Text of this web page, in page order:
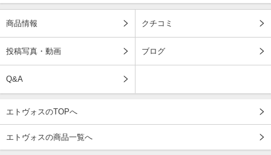
商品情報 クチコミ
投稿写真・動画 ブログ
Q&A
エトヴォスのTOPへ
エトヴォスの商品一覧へ